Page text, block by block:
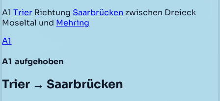
A1Trier Richtung Saarbrücken zwischen Dreieck
Moseltal und Mehring
A1
A1 aufgehoben
Trier → Saarbrücken